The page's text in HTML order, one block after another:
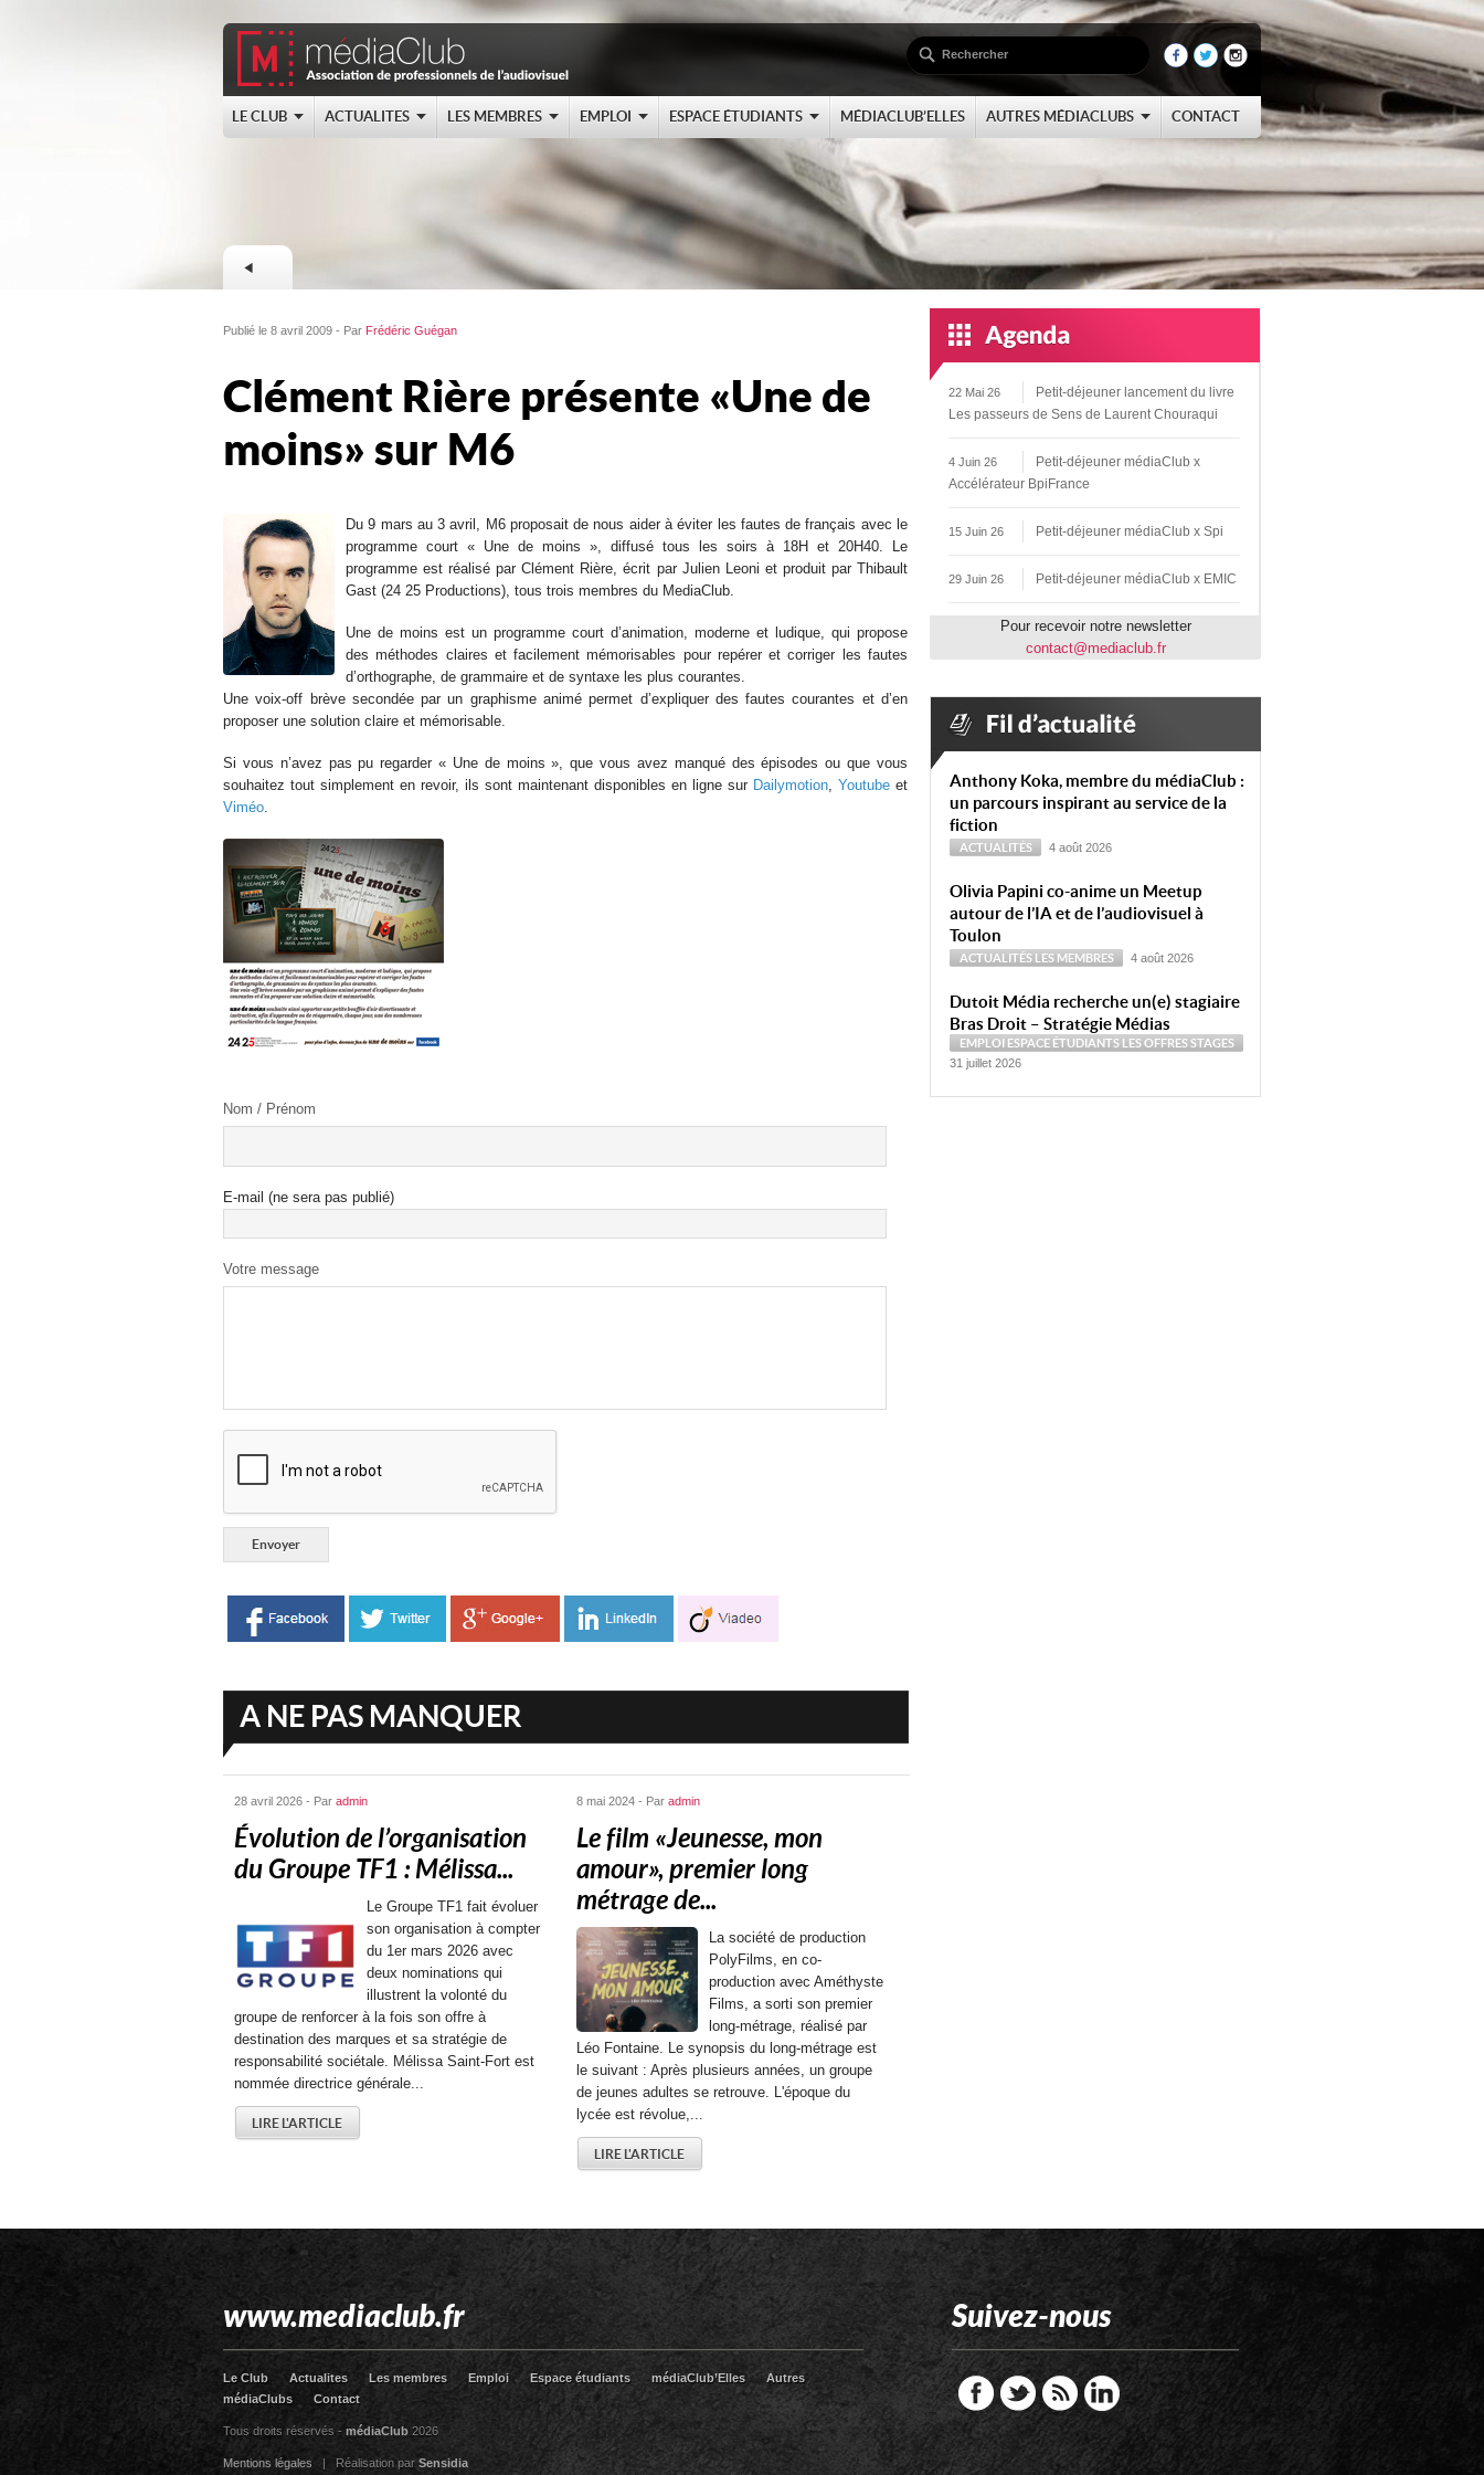
LE CLUB ACTUALITES LES MEMBRES EMPLOI ESPACE ÉTUDIANTS MÉDIACLUB’ELLES AUTRES MÉDIACLUBS CONTACT
Publié le 8 avril 2009 - Par Frédéric Guégan
Clément Rière présente « Une de
moins » sur M6
Du 9 mars au 3 avril, M6 proposait de nous aider à éviter les fautes de français avec le
programme court « Une de moins », diffusé tous les soirs à 18H et 20H40. Le
programme est réalisé par Clément Rière, écrit par Julien Leoni et produit par Thibault
Gast (24 25 Productions), tous trois membres du MediaClub.
Une de moins est un programme court d’animation, moderne et ludique, qui propose
des méthodes claires et facilement mémorisables pour repérer et corriger les fautes
d’orthographe, de grammaire et de syntaxe les plus courantes.
Une voix-off brève secondée par un graphisme animé permet d’expliquer des fautes courantes et d’en
proposer une solution claire et mémorisable.
Si vous n’avez pas pu regarder « Une de moins », que vous avez manqué des épisodes ou que vous
souhaitez tout simplement en revoir, ils sont maintenant disponibles en ligne sur Dailymotion, Youtube et
Viméo.
Nom / Prénom
E-mail (ne sera pas publié)
Votre message
A NE PAS MANQUER
28 avril 2026 - Par admin
Évolution de l’organisation
du Groupe TF1 : Mélissa...
Le Groupe TF1 fait évoluer
son organisation à compter
du 1er mars 2026 avec
deux nominations qui
illustrent la volonté du
groupe de renforcer à la fois son offre à
destination des marques et sa stratégie de
responsabilité sociétale. Mélissa Saint-Fort est
nommée directrice générale...
LIRE L'ARTICLE
8 mai 2024 - Par admin
Le film « Jeunesse, mon
amour », premier long
métrage de...
La société de production
PolyFilms, en co-
production avec Améthyste
Films, a sorti son premier
long-métrage, réalisé par
Léo Fontaine. Le synopsis du long-métrage est
le suivant : Après plusieurs années, un groupe
de jeunes adultes se retrouve. L'époque du
lycée est révolue,...
LIRE L'ARTICLE
22 Mai 26
Petit-déjeuner lancement du livre
Les passeurs de Sens de Laurent Chouraqui
4 Juin 26
Petit-déjeuner médiaClub x
Accélérateur BpiFrance
15 Juin 26 Petit-déjeuner médiaClub x Spi
29 Juin 26 Petit-déjeuner médiaClub x EMIC
Pour recevoir notre newsletter
contact@mediaclub.fr
Anthony Koka, membre du médiaClub :
un parcours inspirant au service de la
fiction
ACTUALITÉS 4 août 2026
Olivia Papini co-anime un Meetup
autour de l’IA et de l’audiovisuel à
Toulon
ACTUALITÉS LES MEMBRES 4 août 2026
Dutoit Média recherche un(e) stagiaire
Bras Droit – Stratégie Médias
EMPLOI ESPACE ÉTUDIANTS LES OFFRESSTAGES
31 juillet 2026
www.mediaclub.fr
Le Club Actualites Les membres Emploi Espace étudiants médiaClub’Elles
Autres
médiaClubs
Contact
Tous droits réservés - médiaClub 2026
Mentions légales | Réalisation par Sensidia
Suivez-nous
FacebookTwitter RSS LinkedIn